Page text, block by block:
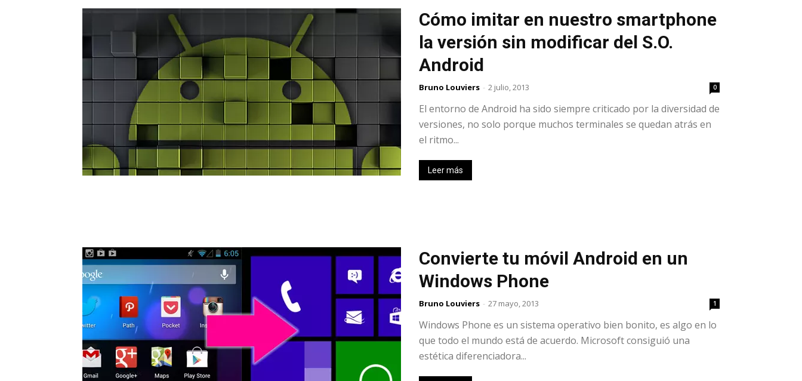
Cómo imitar en nuestro smartphone
la versión sin modificar del S.O.
Android
Bruno Louviers - 2 julio, 2013 0
El entorno de Android ha sido siempre criticado por la diversidad de
versiones, no solo porque muchos terminales se quedan atrás en
el ritmo...
Leer más
Convierte tu móvil Android en un
Windows Phone
Bruno Louviers - 27 mayo, 2013 1
Windows Phone es un sistema operativo bien bonito, es algo en lo
que todo el mundo está de acuerdo. Microsoft consiguió una
estética diferenciadora...